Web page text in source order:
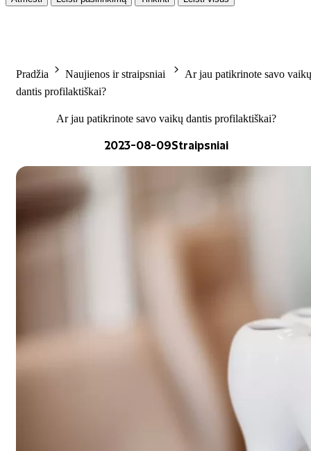
Pradžia Naujienos ir straipsniai
Ar jau patikrinote savo vaikų
dantis profilaktiškai?
Ar jau patikrinote savo vaikų dantis profilaktiškai?
2023-08-09Straipsniai